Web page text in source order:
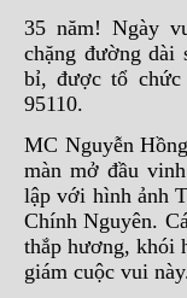
35 năm! Ngày
chặng đường dài
bỉ, được tổ chức
95110.
MC Nguyễn
màn mở đầu
lập với hình ảnh
Chính Nguyên.
thắp hương, khói
giám cuộc vui